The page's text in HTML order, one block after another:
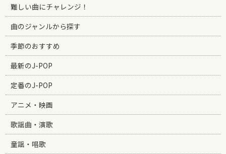
難しい曲にチャレンジ！
曲のジャンルから探す
季節のおすすめ
最新のJ-POP
定番のJ-POP
アニメ・映画
歌謡曲・演歌
童謡・唱歌